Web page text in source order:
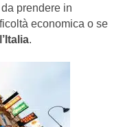
prendere in
economica o se
.